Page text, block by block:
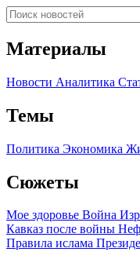
Материалы
Новости Аналитика
Темы
Политика Экономика
Сюжеты
Мое здоровье Война
Кавказ после войны
Правила ислама